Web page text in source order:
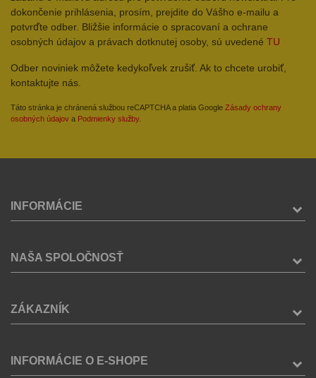
dokončenie prihlásenia, prosím, prejdite do Vášho e-mailu a
potvrďte odber. Bližšie informácie o spracovaní a ochrane
osobných údajov a právach dotknutej osoby, sú uvedené TU
Odber noviniek môžete kedykoľvek zrušiť. Ak to chcete urobiť,
kontaktujte nás.
Táto stránka je chránená službou reCAPTCHA a platia Google Zásady ochrany
osobných údajov a Podmienky služby.
INFORMÁCIE
NAŠA SPOLOČNOSŤ
ZÁKAZNÍK
INFORMÁCIE O E-SHOPE